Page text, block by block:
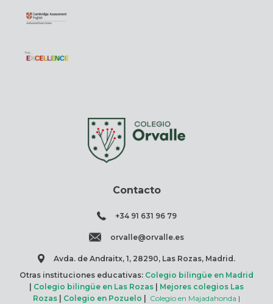
Contacto
+34 91 631 96 79
orvalle@orvalle.es
Avda. de Andraitx, 1, 28290, Las Rozas, Madrid.
Otras instituciones educativas: Colegio bilingüe en Madrid
| Colegio bilingüe en Las Rozas | Mejores colegios Las
Rozas | Colegio en Pozuelo | Colegio en Majadahonda |